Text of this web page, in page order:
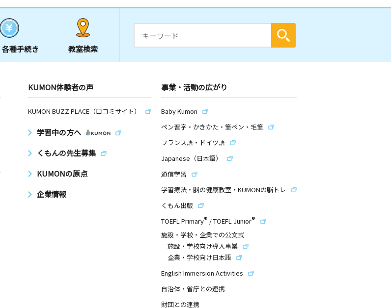
各種手続き 教室検索
KUMON体験者の声
KUMON BUZZ PLACE（口コミサイト）
学習中の方へ
くもんの先生募集
KUMONの原点
企業情報
事業・活動の広がり
Baby Kumon
ペン習字・かきかた・筆ペン・毛筆
フランス語・ドイツ語
Japanese（日本語）
通信学習
学習療法・脳の健康教室・KUMONの脳トレ
くもん出版
TOEFL Primary® /TOEFL Junior®
施設・学校・企業での公文式
施設・学校向け導入事業
企業・学校向け日本語
English Immersion Activities
自治体・省庁との連携
財団との連携